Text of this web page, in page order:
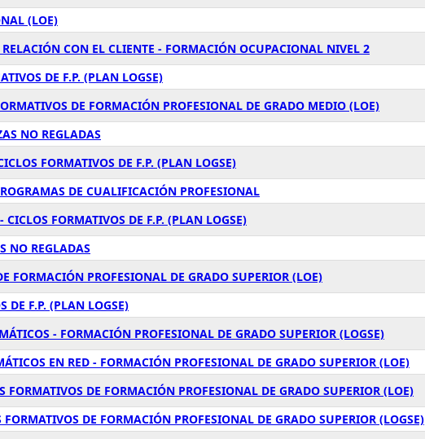
(LOE)
CON EL CLIENTE - FORMACIÓN OCUPACIONAL NIVEL 2
DE F.P. (PLAN LOGSE)
DE FORMACIÓN PROFESIONAL DE GRADO MEDIO (LOE)
NO REGLADAS
FORMATIVOS DE F.P. (PLAN LOGSE)
DE CUALIFICACIÓN PROFESIONAL
FORMATIVOS DE F.P. (PLAN LOGSE)
NO REGLADAS
FORMACIÓN PROFESIONAL DE GRADO SUPERIOR (LOE)
DE F.P. (PLAN LOGSE)
- FORMACIÓN PROFESIONAL DE GRADO SUPERIOR (LOGSE)
EN RED - FORMACIÓN PROFESIONAL DE GRADO SUPERIOR (LOE)
DE FORMACIÓN PROFESIONAL DE GRADO SUPERIOR (LOE)
DE FORMACIÓN PROFESIONAL DE GRADO SUPERIOR (LOGSE)